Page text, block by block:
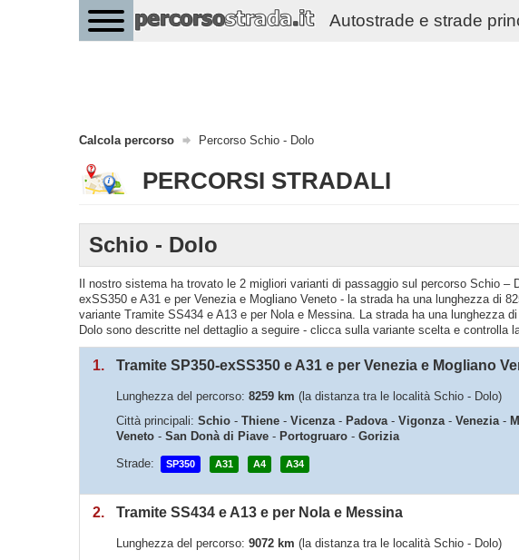
Autostrade e strade
Calcola percorso Percorso Schio - Dolo
PERCORSI STRADALI
Schio - Dolo
Il nostro sistema ha trovato le 2 migliori varianti di passaggio sul percorso Schio –
exSS350 e A31 e per Venezia e Mogliano Veneto - la strada ha una lunghezza di
variante Tramite SS434 e A13 e per Nola e Messina. La strada ha una lunghezza
Dolo sono descritte nel dettaglio a seguire - clicca sulla variante scelta e controlla
1. Tramite SP350-exSS350 e A31 e per Venezia e Mogliano
Lunghezza del percorso: 8259 km (la distanza tra le località Schio - Dolo)
Città principali: Schio - Thiene - Vicenza- Padova- Vigonza- Venezia-
Veneto - San Donà di Piave - Portogruaro - Gorizia
Strade:
SP350 A31 A4 A34
2. Tramite SS434 e A13 e per Nola e Messina
Lunghezza del percorso: 9072 km (la distanza tra le località Schio - Dolo)